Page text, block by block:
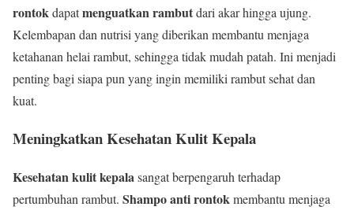
rontok dapatmenguatkan rambutdari akar hingga ujung.
Kelembapan dan nutrisi yang diberikan membantu menjaga
ketahanan helai rambut, sehingga tidak mudah patah. Ini menjadi
penting bagi siapa pun yang ingin memiliki rambut sehat dan
kuat.
Meningkatkan Kesehatan Kulit Kepala
Kesehatan kulit kepalasangat berpengaruh terhadap
pertumbuhan rambut. Shampo anti rontokmembantu menjaga